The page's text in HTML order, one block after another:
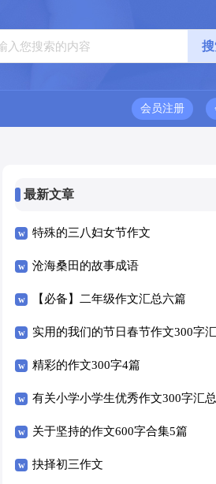
会员注册
最新文章
特殊的三八妇女节作文
沧海桑田的故事成语
【必备】二年级作文汇总六篇
实用的我们的节日春节作文300字汇
编十篇
精彩的作文300字4篇
有关小学小学生优秀作文300字汇
篇
关于坚持的作文600字合集5篇
抉择初三作文